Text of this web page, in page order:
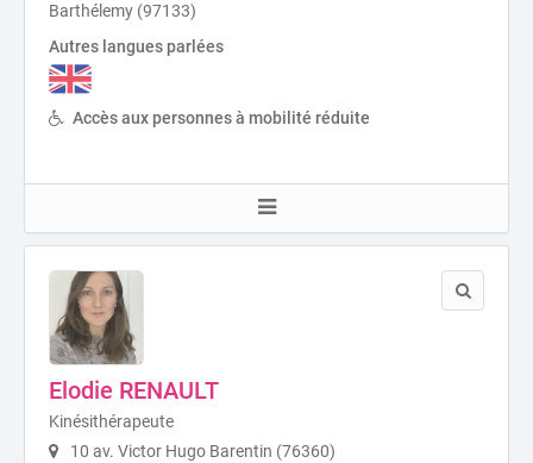
Barthélemy (97133)
Autres langues parlées
Accès aux personnes à mobilité réduite
Elodie RENAULT
Kinésithérapeute
10 av. Victor Hugo Barentin (76360)